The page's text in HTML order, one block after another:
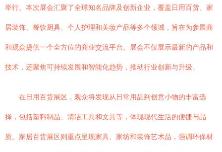
举行。本次展会汇聚了全球知名品牌及创新企业，覆盖日用百货、家
居装饰、餐饮厨具、个人护理和美妆产品等多个领域，旨在为参展商
和观众提供一个全方位的商业交流平台。展会不仅展示最新的产品和
技术，还聚焦可持续发展和智能化趋势，推动行业创新与升级。
在日用百货展区，观众将发现从日常用品到创意小物的丰富选
择，包括塑料制品、清洁工具和文具等，体现现代生活的便捷与品
质。家居百货展区则重点呈现家具、家纺和装饰艺术品，强调环保材